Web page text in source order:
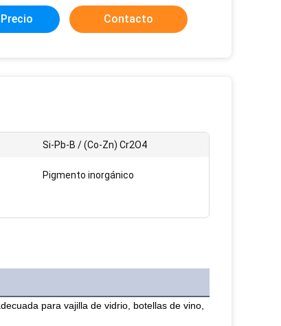
Contacto
Si-Pb-B / (Co-Zn) Cr2O4
Pigmento inorgánico
para vajilla de vidrio, botellas de vino,